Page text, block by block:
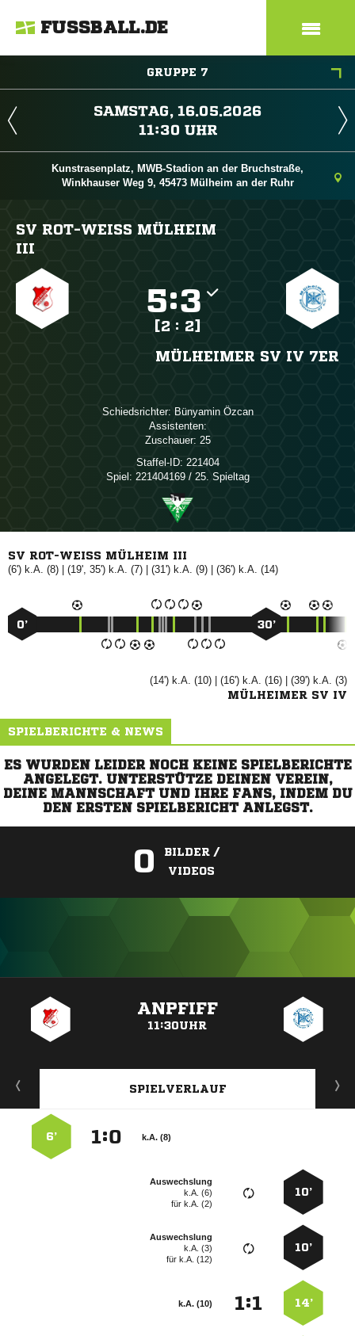
FUSSBALL.DE
GRUPPE 7
 
 
Kunstrasenplatz, MWB-Stadion an der Bruchstraße,
Winkhauser Weg 9, 45473 Mülheim an der Ruhr
SV ROT-WEISS MÜLHEIM
III
:
[2 : 2]
MÜLHEIMER SV IV 7ER
Schiedsrichter:  
Assistenten:
Zuschauer: 25
Staffel-ID: 221404
Spiel: 221404169 / 25. Spieltag
SV ROT-WEISS MÜLHEIM III
(6') k.A. (8) | (19', 35') k.A. (7) | (31') k.A. (9) | (36') k.A. (14)
0’ 30’
(14') k.A. (10) | (16') k.A. (16) | (39') k.A. (3)
MÜLHEIMER SV IV
SPIELBERICHTE & NEWS
ES WURDEN LEIDER NOCH KEINE SPIELBERICHTE
ANGELEGT. UNTERSTÜTZE DEINEN VEREIN,
DEINE MANNSCHAFT UND IHRE FANS, INDEM DU
DEN ERSTEN SPIELBERICHT ANLEGST.
0
BILDER /
VIDEOS
ANPFIFF
11:30UHR
SPIELVERLAUF
k.A. (8)
:
6’
10’
Auswechslung
k.A. (6)
fürk.A. (2)
10’
Auswechslung
k.A. (3)
fürk.A. (12)
14’
:
k.A. (10)